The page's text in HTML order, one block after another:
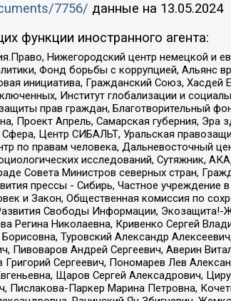
7756/ данные на 13.05.2024
функции иностранного агента:
Нижегородский центр немецкой и
Фонд борьбы с коррупцией,
инициатива, Гражданский Союз,
Институт глобализации и
прав граждан, Благотворительный
Проект Апрель, Самарская губерния,
Центр СИБАЛЬТ, Уральская
по правам человека, Дальневосточный
исследований,
Совета Министров северных стран,
прессы - Сибирь, Частное
и Закон, Общественная комиссия по
Свободы Информации,
Регина Николаевна, Кривенко Сергей
Туровский Александр
Пивоваров Андрей Сергеевич, Аверин
Сергеевич, Пономарев Лев
Щаров Сергей Алексадрович,
Пислакова-Паркер Марина Петровна,